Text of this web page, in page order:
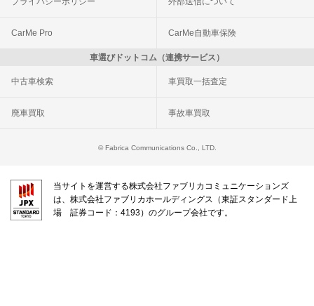
CarMe Pro CarMe自動車保険
車選びドットコム（連携サービス）
中古車検索 車買取一括査定
廃車買取 事故車買取
© Fabrica Communications Co., LTD.
当サイトを運営する株式会社ファブリカコミュニケーションズ
は、株式会社ファブリカホールディングス（東証スタンダード上
場 証券コード：4193）のグループ会社です。